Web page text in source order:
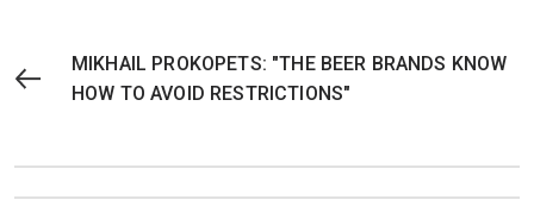
MIKHAIL PROKOPETS: "THE BEER BRANDS KNOW
HOW TO AVOID RESTRICTIONS"